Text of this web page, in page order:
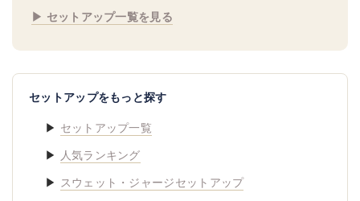
▶ セットアップ一覧を見る
セットアップをもっと探す
▶ セットアップ一覧
▶ 人気ランキング
▶ スウェット・ジャージセットアップ